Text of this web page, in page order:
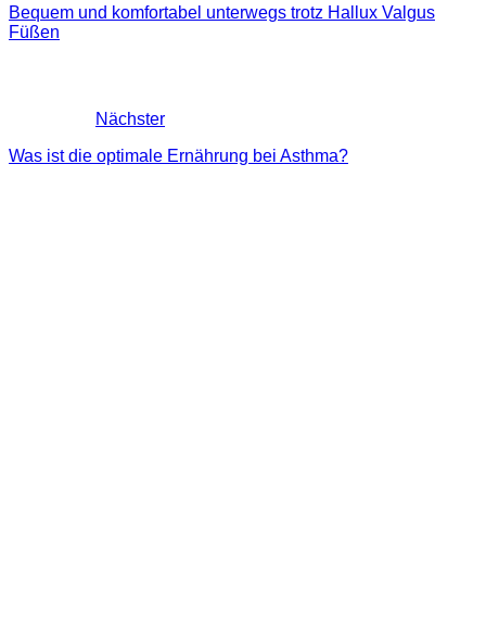
Bequem und komfortabel unterwegs trotz Hallux Valgus
Füßen
Nächster
Was ist die optimale Ernährung bei Asthma?